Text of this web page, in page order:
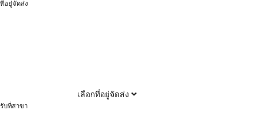
ที่อยู่จัดส่ง
เลือกที่อยู่จัดส่ง
รับที่สาขา